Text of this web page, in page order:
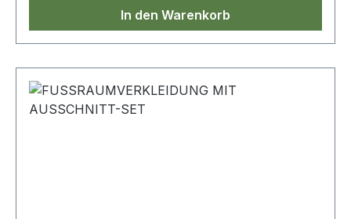
In den Warenkorb